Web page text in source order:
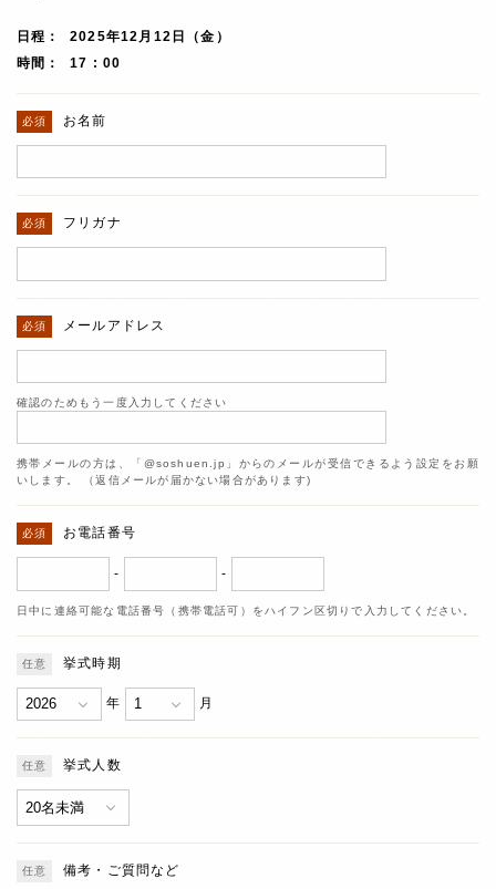
日程
2025年12月12日（金）
時間
17 : 00
お名前
フリガナ
メールアドレス
確認のためもう一度入力してください
携帯メールの方は、「@soshuen.jp」からのメールが受信できるよう設定をお願
いします。 （返信メールが届かない場合があります)
お電話番号
- -
日中に連絡可能な電話番号（携帯電話可）をハイフン区切りで入力してください。
挙式時期
年 月
挙式人数
備考・ご質問など